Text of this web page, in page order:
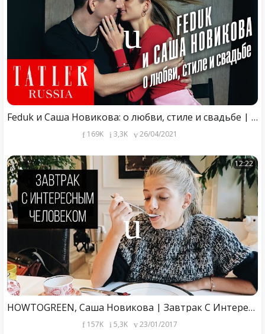
Feduk и Саша Новикова: о любви, стиле и свадьбе | Tatler Russia
169K 3,3K 26/04/2021
12:22
HOWTOGREEN, Саша Новикова | Завтрак С Интересным Человеком #2
157K 5,3K 23/01/2017